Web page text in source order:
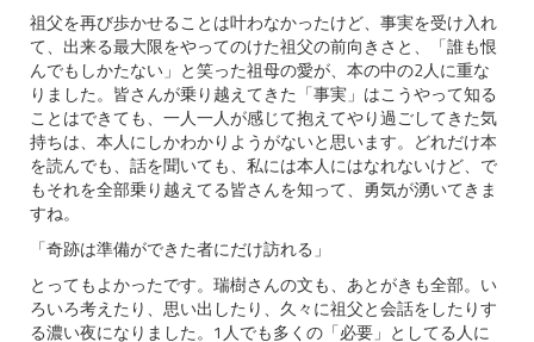
祖父を再び歩かせることは叶わなかったけど、事実を受け入れ
て、出来る最大限をやってのけた祖父の前向きさと、「誰も恨
んでもしかたない」と笑った祖母の愛が、本の中の2人に重な
りました。皆さんが乗り越えてきた「事実」はこうやって知る
ことはできても、一人一人が感じて抱えてやり過ごしてきた気
持ちは、本人にしかわかりようがないと思います。どれだけ本
を読んでも、話を聞いても、私には本人にはなれないけど、で
もそれを全部乗り越えてる皆さんを知って、勇気が湧いてきま
すね。
「奇跡は準備ができた者にだけ訪れる」
とってもよかったです。瑞樹さんの文も、あとがきも全部。い
ろいろ考えたり、思い出したり、久々に祖父と会話をしたりす
る濃い夜になりました。1人でも多くの「必要」としてる人に